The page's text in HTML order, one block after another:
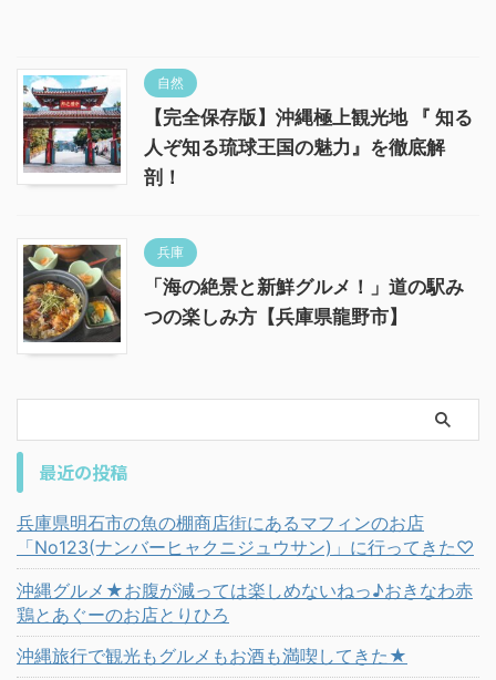
自然
【完全保存版】沖縄極上観光地 『 知る
人ぞ知る琉球王国の魅力』を徹底解
剖！
兵庫
「海の絶景と新鮮グルメ！」道の駅み
つの楽しみ方【兵庫県龍野市】
最近の投稿
兵庫県明石市の魚の棚商店街にあるマフィンのお店
「No123(ナンバーヒャクニジュウサン)」に行ってきた♡
沖縄グルメ★お腹が減っては楽しめないねっ♪おきなわ赤
鶏とあぐーのお店とりひろ
沖縄旅行で観光もグルメもお酒も満喫してきた★